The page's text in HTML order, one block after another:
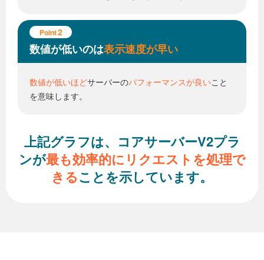
Point2
数値が低いのは表示速度が早い
数値が低いほどサーバーのパフォーマンスが良いこと
を意味します。
上記グラフは、コアサーバーV2プラ
ンが最も効率的に リクエストを処理で
きることを示しています。